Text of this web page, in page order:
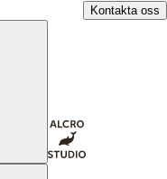
Kontakta oss